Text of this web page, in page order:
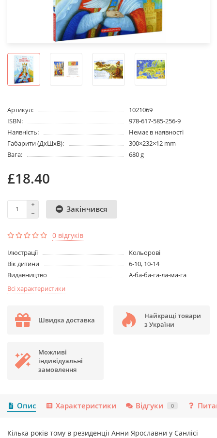
Артикул:
1021069
ISBN:
978-617-585-256-9
Наявність:
Немає в наявності
Габарити (ДхШхВ):
300×232×12 mm
Вага:
680 g
£18.40
Закінчився
0 відгуків
Ілюстрації
Кольорові
Вік дитини
6-10, 10-14
Видавництво
А-ба-ба-га-ла-ма-га
Всі характеристики
Швидка доставка
Найкращі товари
з України
Можливі
індивідуальні
замовлення
Опис Характеристики Відгуки 0
Кілька років тому в резиденції Анни Ярославни у Санлісі